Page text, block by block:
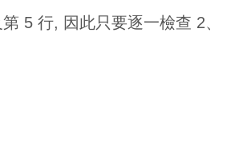
5 行, 因此只要逐一檢查 2、